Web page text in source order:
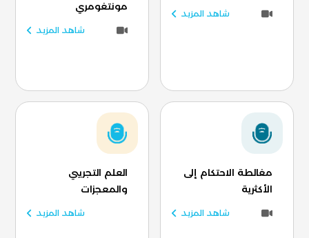
شاهد المزيد
مونتغومري
شاهد المزيد
مغالطة الاحتكام إلى
الأكثرية
شاهد المزيد
العلم التجريبي
والمعجزات
شاهد المزيد